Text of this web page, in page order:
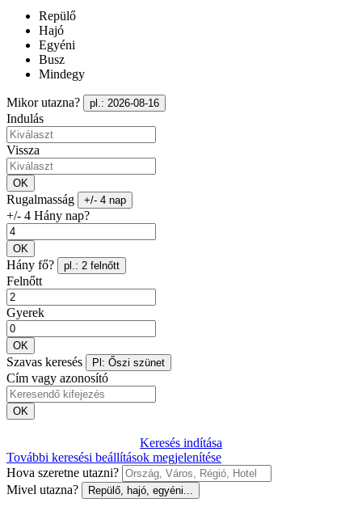
Repülő
Hajó
Egyéni
Busz
Mindegy
Mikor utazna? pl.: 2026-08-16
Indulás
Vissza
OK
Rugalmasság +/- 4 nap
+/- 4 Hány nap?
OK
Hány fő? pl.: 2 felnőtt
Felnőtt
Gyerek
OK
Szavas keresés Pl: Őszi szünet
Cím vagy azonosító
OK
Keresés indítása
További keresési beállítások megjelenítése
Hova szeretne utazni?
Mivel utazna?
Repülő, hajó, egyéni...